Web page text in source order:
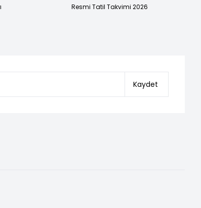
Resmi Tatil Takvimi 2026
Kaydet